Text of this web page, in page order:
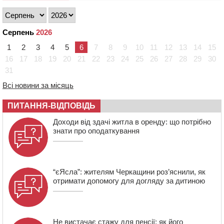
09:49 ДНК-експертиза через 21 місяць підтвердила
09:13
У Черкасах 18-річний хлопець поранив себе ножем у
відділенні пошти
08:50
08:11 Вчителька зі Сміли увійшла до півфіналу Global
Teacher Prize Ukraine 2026
07:29 По 5 тисяч гривень на підготовку до школи: як
оформити “Пакунок школяра”
Серпень 2026
1
2 3 4 5 6 7 8 9 10 11 12 13 14
15
16
17 18 19 20 21 22 23 24 25 26 27 28 29
30
31
Всі новини за місяць
ПИТАННЯ-ВІДПОВІДЬ
Доходи від здачі житла в оренду: що потрібно
знати про оподаткування
“єЯсла”: жителям Черкащини роз’яснили, як
отримати допомогу для догляду за дитиною
Не вистачає стажу для пенсії: як його